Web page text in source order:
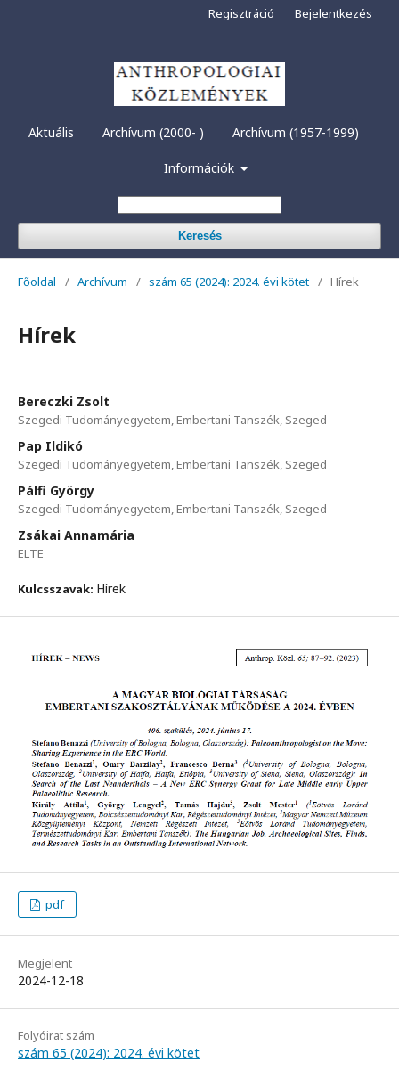
Aktuális Archívum (2000- ) Archívum (1957-1999)
Információk
Keresés
Regisztráció Bejelentkezés
Főoldal / Archívum / szám 65 (2024): 2024. évi kötet / Hírek
Hírek
Bereczki Zsolt
Szegedi Tudományegyetem, Embertani Tanszék, Szeged
Pap Ildikó
Szegedi Tudományegyetem, Embertani Tanszék, Szeged
Pálfi György
Szegedi Tudományegyetem, Embertani Tanszék, Szeged
Zsákai Annamária
ELTE
Kulcsszavak: Hírek
pdf
Megjelent
2024-12-18
Folyóirat szám
szám 65 (2024): 2024. évi kötet